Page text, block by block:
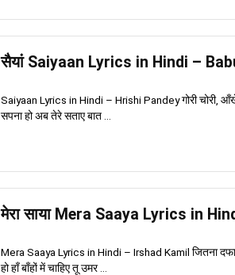
सैयां Saiyaan Lyrics in Hindi –
Saiyaan Lyrics in Hindi – Hrishi Pandey गोरी चोरी,
सपना हो अब तेरे सताए बात ...
मेरा साया Mera Saaya Lyrics in
Mera Saaya Lyrics in Hindi – Irshad Kamil जितना
हो हाँ बाँहों में चाहिए तू उमर ...